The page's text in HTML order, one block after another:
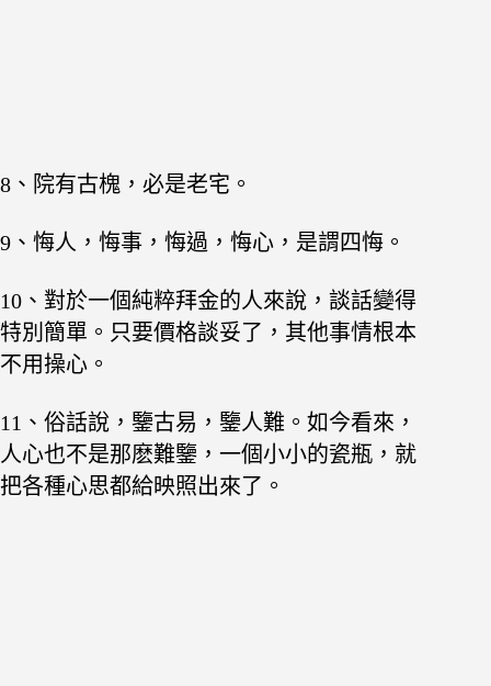
8、院有古槐，必是老宅。
9、悔人，悔事，悔過，悔心，是謂四悔。
10、對於一個純粹拜金的人來說，談話變得
特別簡單。只要價格談妥了，其他事情根本
不用操心。
11、俗話說，鑒古易，鑒人難。如今看來，
人心也不是那麽難鑒，一個小小的瓷瓶，就
把各種心思都給映照出來了。